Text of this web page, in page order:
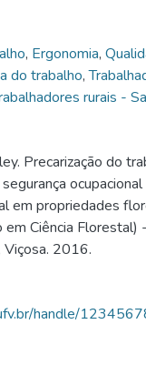
, Ergonomia,
do trabalho,
rurais -
Precarização do
em propriedades
Ciência Florestal)
Viçosa. 2016.
handle/